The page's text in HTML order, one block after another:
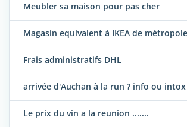
Meubler sa maison pour pas cher
Magasin equivalent à IKEA de métropole
Frais administratifs DHL
arrivée d'Auchan à la run ? info ou intox
Le prix du vin a la reunion .......